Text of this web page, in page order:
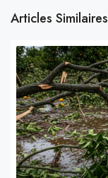
Articles Similaires